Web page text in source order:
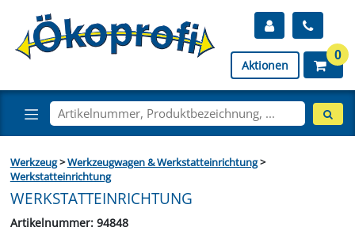
Aktionen
0
Werkzeug>Werkzeugwagen & Werkstatteinrichtung>
Werkstatteinrichtung
WERKSTATTEINRICHTUNG
Artikelnummer: 94848